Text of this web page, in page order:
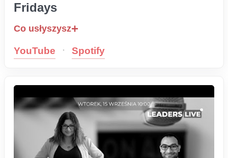
Fridays
Co usłyszysz
YouTube · Spotify